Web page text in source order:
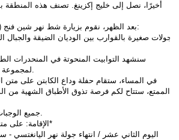
بعد الظهر، نقوم بزيارة شط نهر شين فنج (نهر الإلهة)، والذي يتضمن:
لمجموعة توجيا الموسيقية والرقص.
جميع الوجبات تُقدم على متن السفينة.
الإقامة: على متن سفينة نهر اليانغتسي 4*